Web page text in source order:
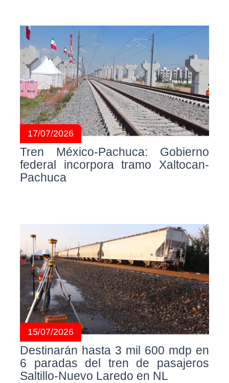
17/07/2026
Tren México-Pachuca: Gobierno
federal incorpora tramo Xaltocan-
Pachuca
15/07/2026
Destinarán hasta 3 mil 600 mdp en
6 paradas del tren de pasajeros
Saltillo-Nuevo Laredo en NL